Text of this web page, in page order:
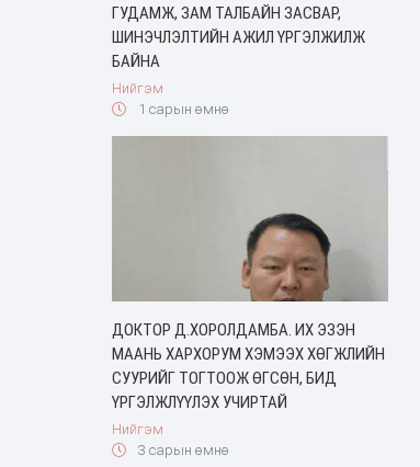
ГУДАМЖ, ЗАМ ТАЛБАЙН ЗАСВАР,
ШИНЭЧЛЭЛТИЙН АЖИЛ ҮРГЭЛЖИЛЖ
БАЙНА
Нийгэм
1 сарын өмнө
ДОКТОР Д.ХОРОЛДАМБА. ИХ ЭЗЭН
МААНЬ ХАРХОРУМ ХЭМЭЭХ ХӨГЖЛИЙН
СУУРИЙГ ТОГТООЖ ӨГСӨН, БИД
ҮРГЭЛЖЛҮҮЛЭХ УЧИРТАЙ
Нийгэм
3 сарын өмнө